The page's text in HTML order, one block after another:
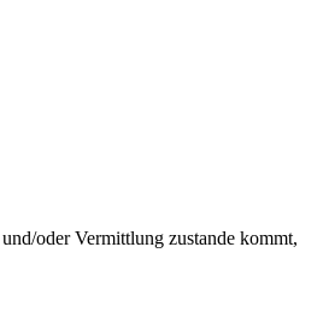
oder Vermittlung zustande kommt,